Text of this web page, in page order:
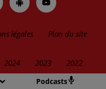
Podcasts
légales Plan du site
2024 2023 2022